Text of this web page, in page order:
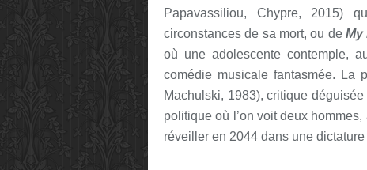
Papavassiliou, Chypre, 2015)
circonstances de sa mort, ou de My
où une adolescente contemple,
comédie musicale fantasmée. La
Machulski, 1983), critique
politique où l’on voit deux
réveiller en 2044 dans une